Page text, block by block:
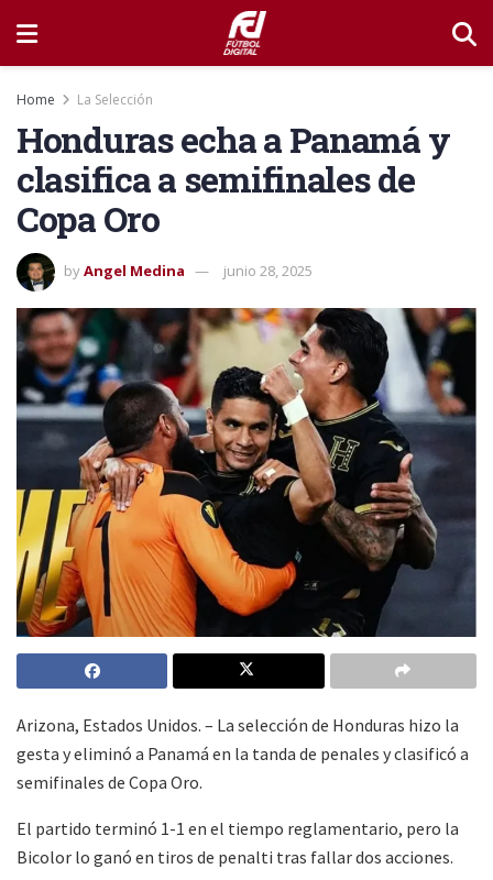
Home La Selección
Honduras echa a Panamá y
clasifica a semifinales de
Copa Oro
byAngel Medina junio 28, 2025
Arizona, Estados Unidos. – La selección de Honduras hizo la
gesta y eliminó a Panamá en la tanda de penales y clasificó a
semifinales de Copa Oro.
El partido terminó 1-1 en el tiempo reglamentario, pero la
Bicolor lo ganó en tiros de penalti tras fallar dos acciones.